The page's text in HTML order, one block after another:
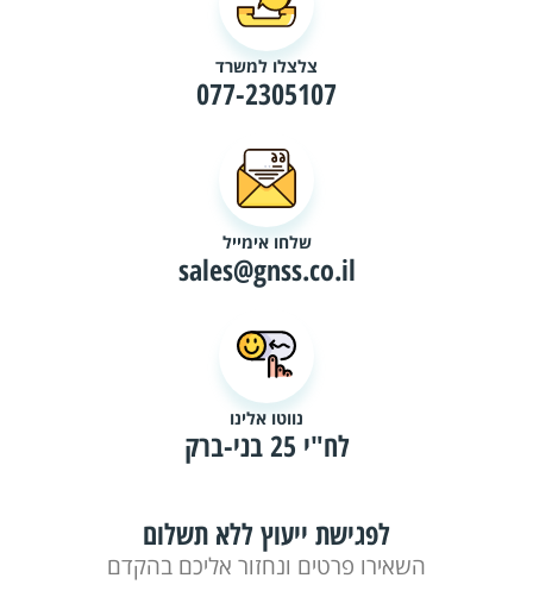
צלצלו למשרד
077-2305107
שלחו אימייל
sales@gnss.co.il
נווטו אלינו
לח"י 25 בני-ברק
לפגישת ייעוץ ללא תשלום
השאירו פרטים ונחזור אליכם בהקדם